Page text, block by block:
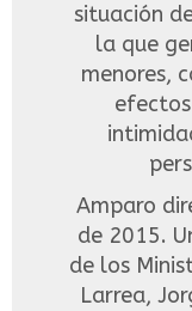
situación
la que
menores,
Amparo
de 2015.
de los
Larrea,